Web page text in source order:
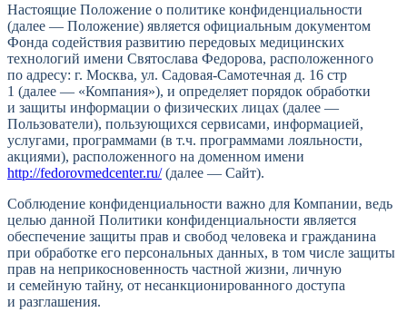
Настоящие Положение о политике конфиденциальности
(далее — Положение) является официальным документом
Фонда содействия развитию передовых медицинских
технологий имени Святослава Федорова, расположенного
по адресу: г. Москва, ул. Садовая-Самотечная д. 16 стр
1 (далее — «Компания»), и определяет порядок обработки
и защиты информации о физических лицах (далее —
Пользователи), пользующихся сервисами, информацией,
услугами, программами (в т.ч. программами лояльности,
акциями), расположенного на доменном имени
http://fedorovmedcenter.ru/(далее — Сайт).
Соблюдение конфиденциальности важно для Компании, ведь
целью данной Политики конфиденциальности является
обеспечение защиты прав и свобод человека и гражданина
при обработке его персональных данных, в том числе защиты
прав на неприкосновенность частной жизни, личную
и семейную тайну, от несанкционированного доступа
и разглашения.